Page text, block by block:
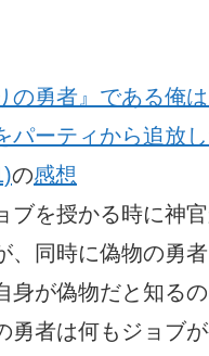
の勇者』である俺
パーティから追放
の感想
ブを授かる時に神
、同時に偽物の勇
身が偽物だと知る
勇者は何もジョブ